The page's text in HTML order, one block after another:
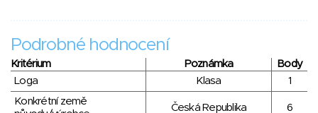
Podrobné hodnocení
Kritérium Poznámka
Body
Loga
Klasa
1
Konkrétní země
Česká Republika 6